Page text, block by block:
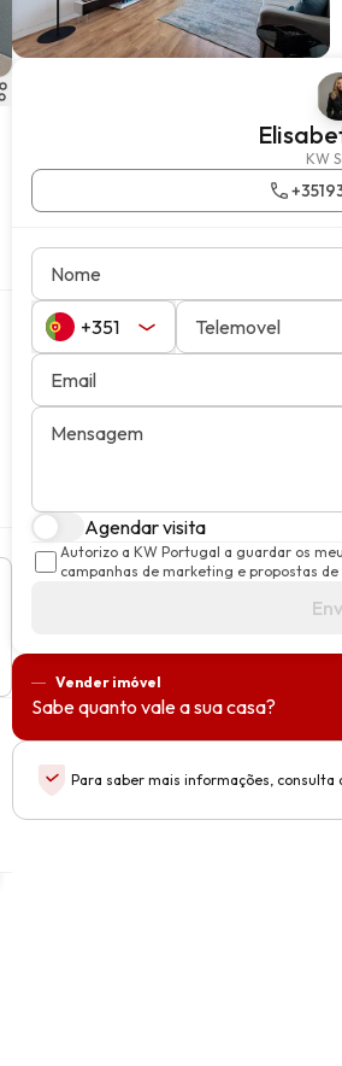
KW
Nome
Telemovel
Email
Mensagem
Agendar visita
Autorizo a KW Portugal a guardar os
campanhas de marketing e propostas
Vender imóvel
Sabe quanto vale a sua casa?
Para saber mais informações, consulta